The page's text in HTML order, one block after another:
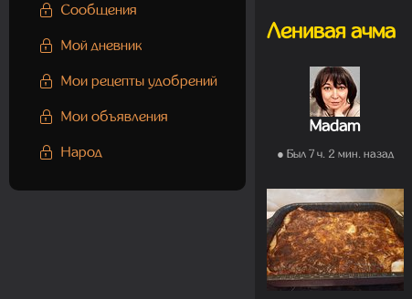
Сообщения
Мой дневник
Мои рецепты удобрений
Мои объявления
Народ
Ленивая ачма
Madam
● Был 7 ч. 2 мин. назад